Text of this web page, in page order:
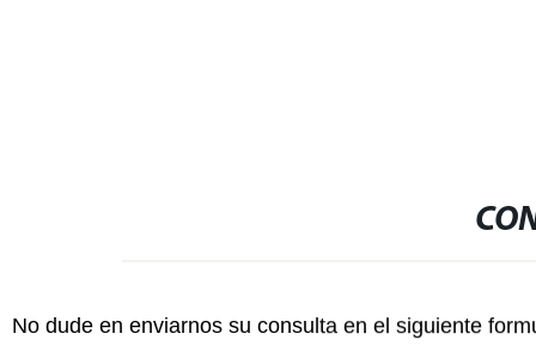
No dude en enviarnos su consulta en el siguiente